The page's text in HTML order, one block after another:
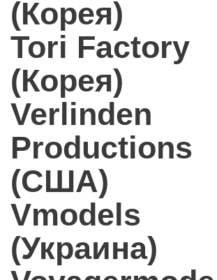
(Корея)
Tori Factory
(Корея)
Verlinden
Productions
(США)
Vmodels
(Украина)